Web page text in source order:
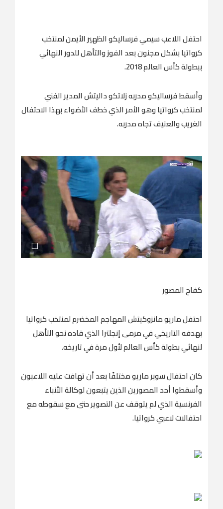
احتفل اللاعب سيمي فرساليكو الظهير الأيمن لمنتخب
كرواتيا بشكل مجنون بعد الفوز والتأهل للدور النهائي
ببطولة كأس العالم 2018.
وأسقط فرساليكو مدربه زلاتكو داليتش المدير الفني
لمنتخب كرواتيا وهو الأمر الذي خطف الأضواء بهذا الاحتفال
الغريب والعنيف تجاه مدربه.
كفاح المصور
احتفل ماريو مانزوكيتش المهاجم المخضرم لمنتخب كرواتيا
بهدفه التاريخي في مرمى إنجلترا الذي قاده نحو التأهل
لنهائي بطولة كأس العالم لأول مرة في تاريخه.
كان احتفال سوبر ماريو مختلفًا بعد أن تهافت عليه اللاعبون
وأسقطوا أحد المصورين الذين يتبعون لوكالة الأنباء
الفرنسية الذي لم يتوقف عن التصوير حتى مع سقوطه مع
احتفالات لاعبي كرواتيا.